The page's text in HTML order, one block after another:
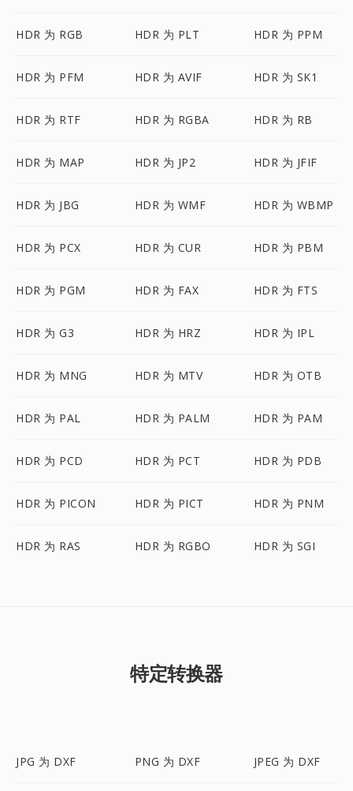
HDR 为 RGB HDR 为 PLT HDR 为 PPM
HDR 为 PFM HDR 为 AVIF HDR 为 SK1
HDR 为 RTF HDR 为 RGBA HDR 为 RB
HDR 为 MAP HDR 为 JP2 HDR 为 JFIF
HDR 为 JBG HDR 为 WMF HDR 为 WBMP
HDR 为 PCX HDR 为 CUR HDR 为 PBM
HDR 为 PGM HDR 为 FAX HDR 为 FTS
HDR 为 G3 HDR 为 HRZ HDR 为 IPL
HDR 为 MNG HDR 为 MTV HDR 为 OTB
HDR 为 PAL HDR 为 PALM HDR 为 PAM
HDR 为 PCD HDR 为 PCT HDR 为 PDB
HDR 为 PICON HDR 为 PICT HDR 为 PNM
HDR 为 RAS HDR 为 RGBO HDR 为 SGI
特定转换器
JPG 为 DXF PNG 为 DXF JPEG 为 DXF